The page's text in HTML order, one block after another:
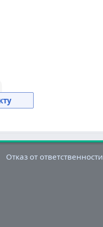
Отказ от ответственности